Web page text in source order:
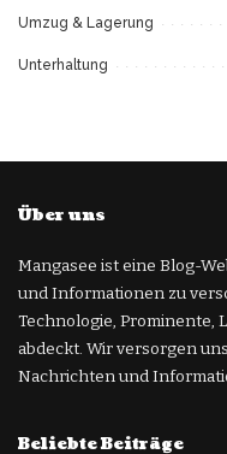
Umzug & Lagerung
Unterhaltung
Über uns
Mangasee ist eine Blog-
und Informationen zu
Technologie, Prominente,
abdeckt. Wir versorgen
Nachrichten und
Beliebte Beiträge